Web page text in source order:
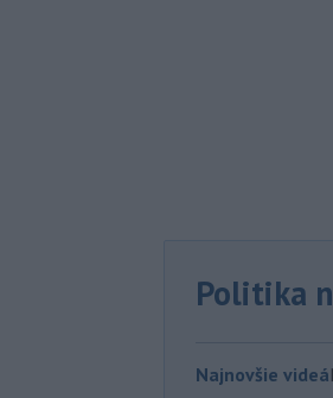
Politika
Najnovšie videá